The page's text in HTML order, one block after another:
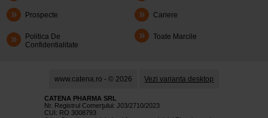
Prospecte Cariere
Politica De
Confidentialitate
Toate Marcile
www.catena.ro - © 2026 Vezi varianta desktop
CATENA PHARMA SRL
Nr. Registrul Comerţului: J03/2710/2023
CUI: RO 3008793